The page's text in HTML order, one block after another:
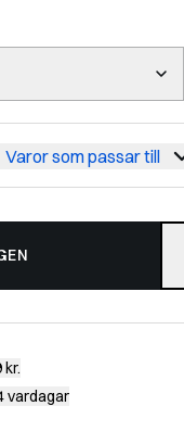
Varor som passar till
vardagar